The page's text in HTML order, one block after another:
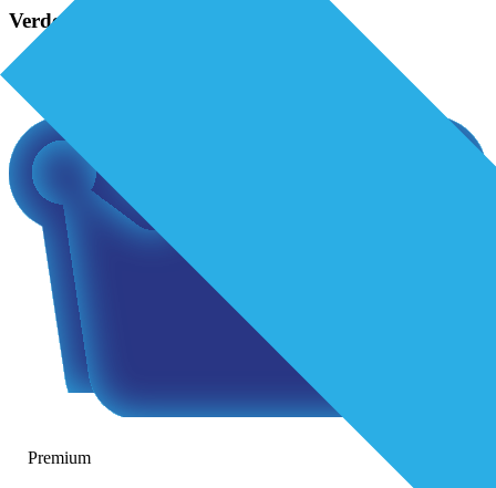
Verder lezen?
Premium